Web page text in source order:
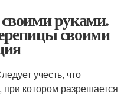
руками.
своими
учесть, что
котором разрешается